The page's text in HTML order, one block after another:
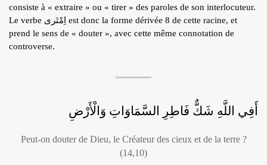
consiste à « extraire » ou « tirer » des paroles de son interlocuteur.
Le verbe اِمْتَرى est donc la forme dérivée 8 de cette racine, et
prend le sens de « douter », avec cette même connotation de
controverse.
أَفِي اللَّهِ شَكٌّ فَاطِرِ السَّمَاوَاتِ وَالْأَرْضِ
Peut-on douter de Dieu, le Créateur des cieux et de la terre ?
(14,10)